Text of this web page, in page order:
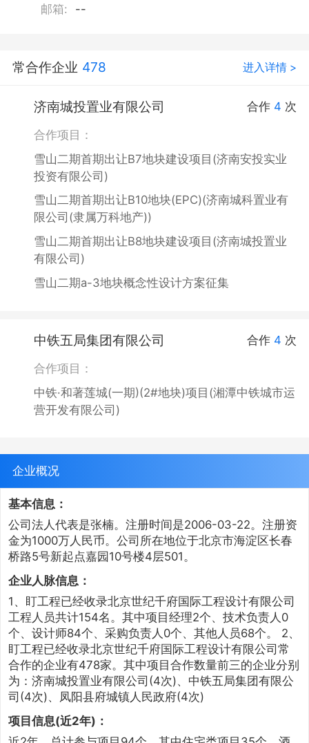
邮箱: --
常合作企业 478 进入详情 >
济南城投置业有限公司 合作 4 次
合作项目：
雪山二期首期出让B7地块建设项目(济南安投实业
投资有限公司)
雪山二期首期出让B10地块(EPC)(济南城科置业有
限公司(隶属万科地产))
雪山二期首期出让B8地块建设项目(济南城投置业
有限公司)
雪山二期a-3地块概念性设计方案征集
中铁五局集团有限公司 合作 4 次
合作项目：
中铁·和著莲城(一期)(2#地块)项目(湘潭中铁城市运
营开发有限公司)
企业概况
基本信息：
公司法人代表是张楠。注册时间是2006-03-22。注册资
金为1000万人民币。公司所在地位于北京市海淀区长春
桥路5号新起点嘉园10号楼4层501。
企业人脉信息：
1、盯工程已经收录北京世纪千府国际工程设计有限公司
工程人员共计154名。其中项目经理2个、技术负责人0
个、设计师84个、采购负责人0个、其他人员68个。 2、
盯工程已经收录北京世纪千府国际工程设计有限公司常
合作的企业有478家。其中项目合作数量前三的企业分别
为：济南城投置业有限公司(4次)、中铁五局集团有限公
司(4次)、凤阳县府城镇人民政府(4次)
项目信息(近2年)：